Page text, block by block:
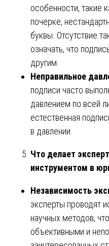
особенности, такие
почерке,
буквы. Отсутствие
означать, что
другим.
Неправильное
подписи часто
давлением по всей
естественная
в давлении.
Что делает
инструментом в
Независимость
эксперты проводят
научных методов,
объективными и